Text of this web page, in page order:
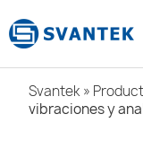
Svantek»
vibraciones y